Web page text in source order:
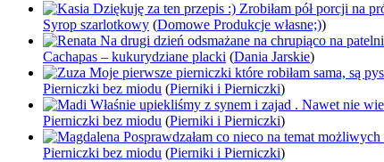
Dziękuję za ten przepis :) Zrobiłam pół porcji na
Syrop szarlotkowy (Domowe Produkcje własne;))
Na drugi dzień odsmażane na chrupiąco na
Cachapas – kukurydziane placki (Dania Jarskie)
Moje pierwsze pierniczki które robiłam sama, są
Pierniczki bez miodu (Pierniki i Pierniczki)
Właśnie upiekliśmy z synem i zajad . Nawet nie
Pierniczki bez miodu (Pierniki i Pierniczki)
Posprawdzałam co nieco na temat
Pierniczki bez miodu (Pierniki i Pierniczki)